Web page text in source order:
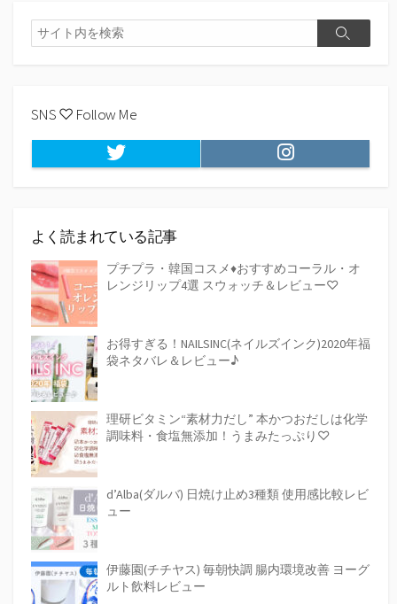
検
索
検
SNS ♡ Follow Me
Twitter Instagram
よく読まれている記事
プチプラ・韓国コスメ♦おすすめコーラル・オ
レンジリップ4選 スウォッチ＆レビュー♡
お得すぎる！NAILSINC(ネイルズインク)2020年福
袋ネタバレ＆レビュー♪
理研ビタミン“素材力だし” 本かつおだしは化学
調味料・食塩無添加！うまみたっぷり♡
d’Alba(ダルバ) 日焼け止め3種類 使用感比較レビ
ュー
伊藤園(チチヤス) 毎朝快調 腸内環境改善 ヨーグ
ルト飲料レビュー